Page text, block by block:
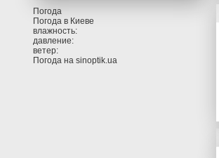
Погода
Погода в Киеве
влажность:
давление:
ветер:
Погода на sinoptik.ua